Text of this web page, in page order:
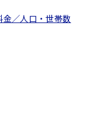
／人口・世帯数